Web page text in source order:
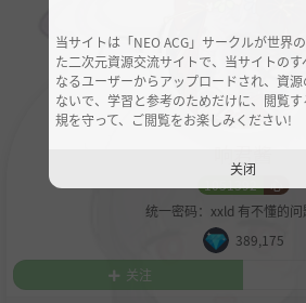
1051392
心
统一密码：xxld 有不懂的
389,175
关注
当サイトは「NEO ACG」サークルが世界
た二次元資源交流サイトで、当サイトの
なるユーザーからアップロードされ、資
ないで、学習と参考のためだけに、閲覧
規を守って、ご閲覧をお楽しみください!
关闭